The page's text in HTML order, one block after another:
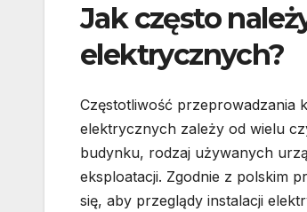
Jak często
elektrycznych?
Częstotliwość przeprowadzania
elektrycznych zależy od wielu
budynku, rodzaj używanych
eksploatacji. Zgodnie z polskim
się, aby przeglądy instalacji